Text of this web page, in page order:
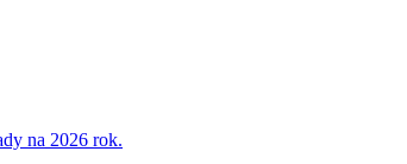
na 2026 rok.